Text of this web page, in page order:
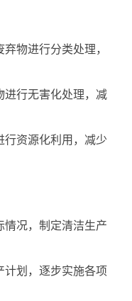
物进行分类处理，
进行无害化处理，减
行资源化利用，减少
情况，制定清洁生产
计划，逐步实施各项